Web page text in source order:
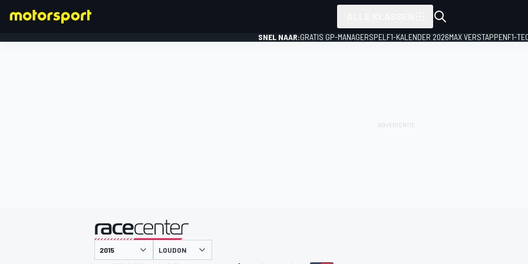
SNEL NAAR:GRATIS GP-MANAGERSPEL F1-KALENDER 2026MAX VERSTAPPENF1-
gepresenteerd door
LOUDON